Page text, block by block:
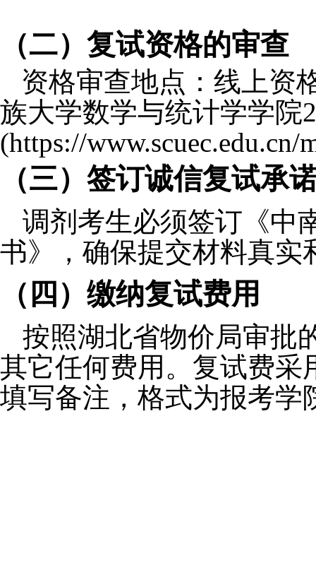
（二）复试资格的审查
资格审查地点：线上资
族大学数学与统计学学院
(https://
（三）签订诚信复试承
调剂考生必须签订《中
书》，确保提交材料真实
（四）缴纳复试费用
按照湖北省物价局审批
其它任何费用。复试费采
填写备注，格式为报考学